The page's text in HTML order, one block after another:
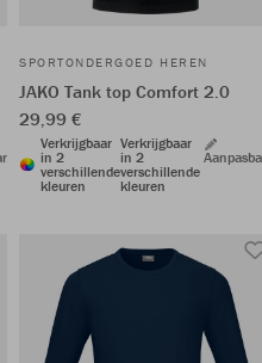
SPORTONDERGOED HEREN
JAKO Tank top Comfort 2.0
29,99 €
Verkrijgbaar
in 2
verschillende
kleuren
Verkrijgbaar
in 2
verschillende
kleuren